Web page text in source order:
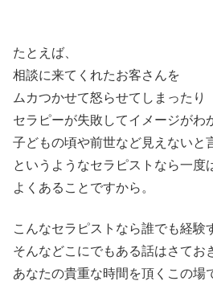
たとえば、
相談に来てくれたお客さんを
ムカつかせて怒らせてしまったり
セラピーが失敗してイメージがわ
子どもの頃や前世など見えないと
というようなセラピストなら一度
よくあることですから。
こんなセラピストなら誰でも経験
そんなどこにでもある話はさてお
あなたの貴重な時間を頂くこの場